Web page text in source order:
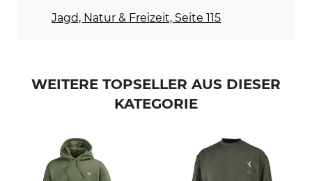
Bügeln bis 150 °C
Professionelle
Trockenreinigung mit
Herren
Herstellung
Made in Europe
Jagd, Natur & Freizeit, Seite 115
WEITERE TOPSELLER AUS DIESER
KATEGORIE